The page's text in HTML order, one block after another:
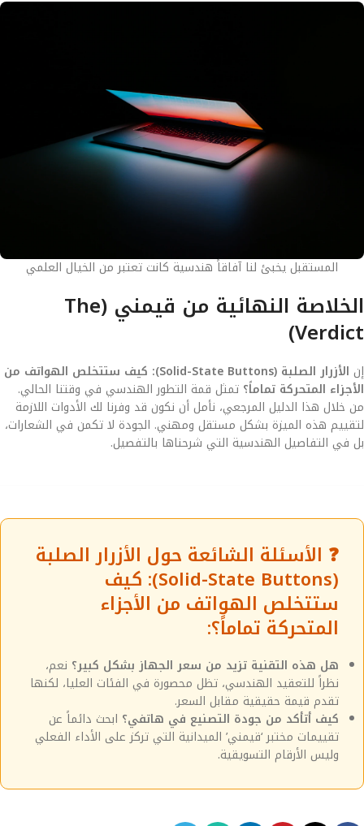
المستقبل يخبئ لنا آفاقاً هندسية كانت تعتبر من الخيال العلمي
الخلاصة النهائية من قيمني (The
Verdict)
إن
الأزرار الصلبة (Solid-State Buttons): كيف ستتخلص الهواتف من
الأجزاء المتحركة تماماً؟ تمثل قمة التطور الهندسي في وقتنا الحالي.
من خلال هذا الدليل المرجعي، نأمل أن نكون قد وفرنا لك الأدوات اللازمة
لتقييم هذه الميزة بشكل مستقل ومهني. الجودة لا تكمن في الشعارات،
بل في التفاصيل الهندسية التي شرحناها بالتفصيل.
❓ الأسئلة الشائعة حول الأزرار الصلبة
(Solid-State Buttons): كيف
ستتخلص الهواتف من الأجزاء
المتحركة تماماً؟:
هل هذه التقنية تزيد من سعر الجهاز بشكل كبير؟ نعم،
نظراً للتعقيد الهندسي، تظل محصورة في الفئات العليا، لكنها
تقدم قيمة حقيقية مقابل السعر.
كيف أتأكد من جودة التصنيع في هاتفي؟ ابحث دائماً عن
تقييمات مختبر ‘قيمني’ الميدانية التي تركز على الأداء الفعلي
وليس الأرقام التسويقية.